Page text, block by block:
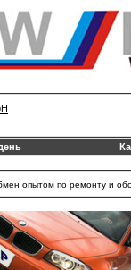
опытом по ремонту и